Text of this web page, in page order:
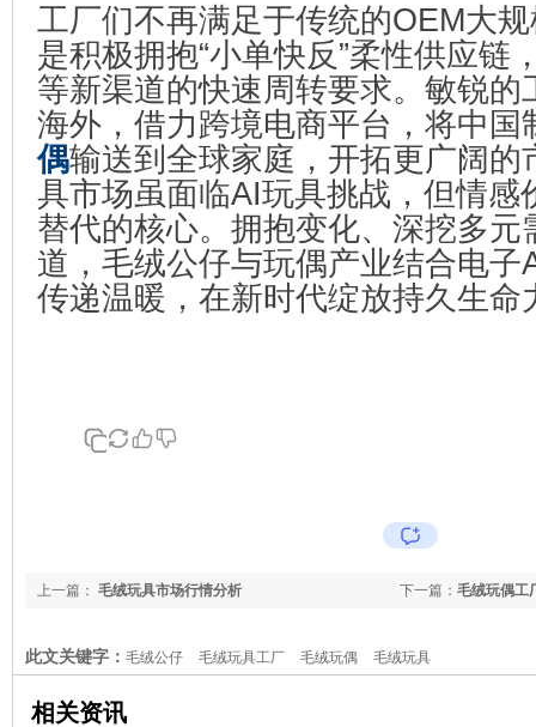
工厂们不再满足于传统的OEM大
是积极拥抱“小单快反”柔性供应链
等新渠道的快速周转要求。敏锐的
海外，借力跨境电商平台，将中国
偶输送到全球家庭，开拓更广阔的
具市场虽面临AI玩具挑战，但情感
替代的核心。拥抱变化、深挖多元
道，毛绒公仔与玩偶产业结合电子
传递温暖，在新时代绽放持久生命
下一篇： 毛绒玩偶工
上一篇： 毛绒玩具市场行情分析
此文关键字： 毛绒公仔 毛绒玩具工厂 毛绒玩偶 毛绒玩具
相关资讯